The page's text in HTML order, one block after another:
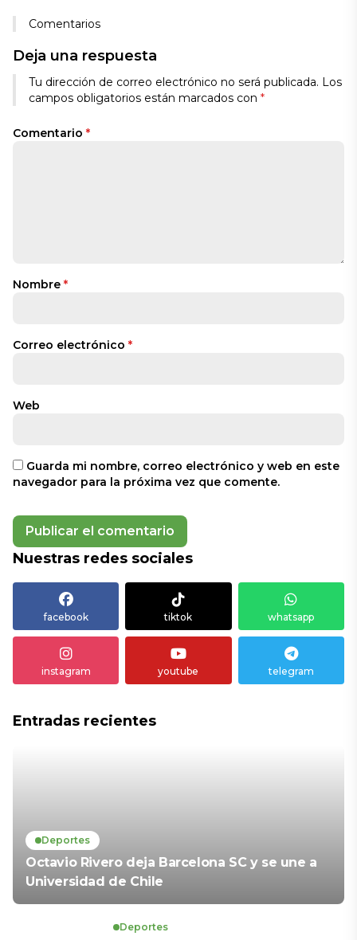
Comentarios
Deja una respuesta
Tu dirección de correo electrónico no será publicada. Los
campos obligatorios están marcados con *
Comentario *
Nombre *
Correo electrónico *
Web
Guarda mi nombre, correo electrónico y web en este
navegador para la próxima vez que comente.
Alternative:
Nuestras redes sociales
facebook tiktok whatsapp
instagram youtube telegram
Entradas recientes
Deportes
Octavio Rivero deja Barcelona SC y se une a
Universidad de Chile
Deportes